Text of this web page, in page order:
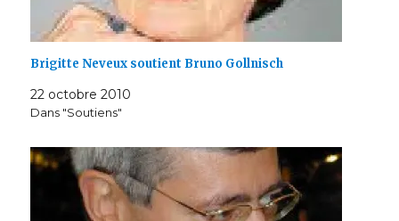
Brigitte Neveux soutient Bruno Gollnisch
22 octobre 2010
Dans "Soutiens"